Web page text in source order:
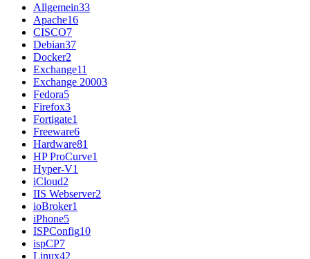
Allgemein33
Apache16
CISCO7
Debian37
Docker2
Exchange11
Exchange 20003
Fedora5
Firefox3
Fortigate1
Freeware6
Hardware81
HP ProCurve1
Hyper-V1
iCloud2
IIS Webserver2
ioBroker1
iPhone5
ISPConfig10
ispCP7
Linux42